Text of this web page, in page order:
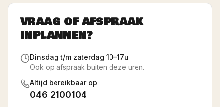
VRAAG OF AFSPRAAK
INPLANNEN?
Dinsdag t/m zaterdag 10–17u
Ook op afspraak buiten deze uren.
Altijd bereikbaar op
046 2100104